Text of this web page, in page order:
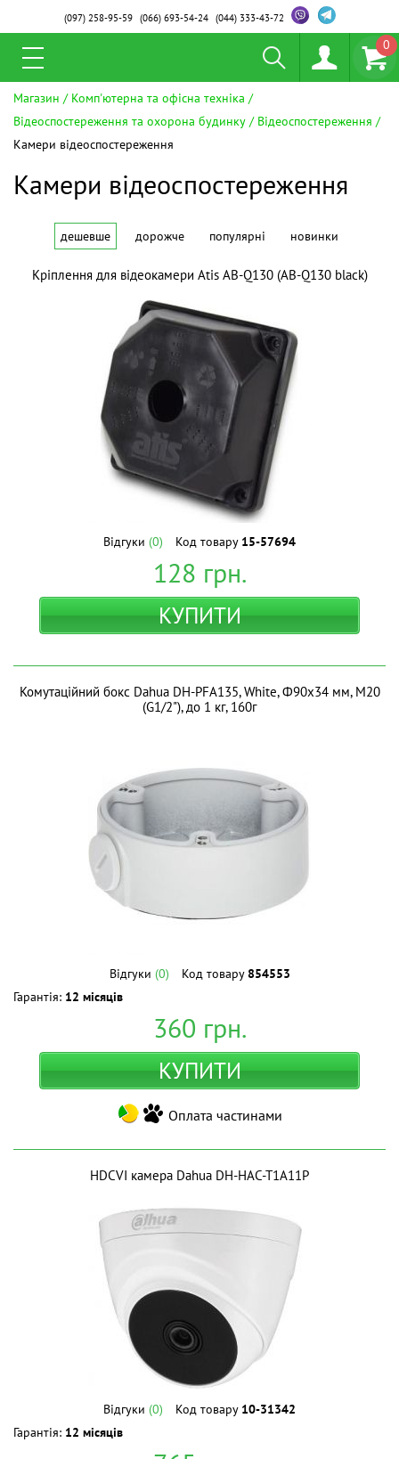
(097)258-95-59 (066)693-54-24 (044)333-43-72
0
Магазин
Комп'ютерна та офісна техніка
Відеоспостереження та охорона будинку
Відеоспостереження
Камери відеоспостереження
Камери відеоспостереження
дешевше дорожче популярні новинки
Кріплення для відеокамери Atis AB-Q130 (AB-Q130 black)
Відгуки (0) Код товару 15-57694
128 грн.
КУПИТИ
Комутаційний бокс Dahua DH-PFA135, White, Ф90х34 мм, М20
(G1/2"), до 1 кг, 160г
Відгуки (0) Код товару854553
Гарантія: 12 місяців
360 грн.
КУПИТИ
Оплата частинами
HDCVI камера Dahua DH-HAC-T1A11P
Відгуки (0) Код товару 10-31342
Гарантія: 12 місяців